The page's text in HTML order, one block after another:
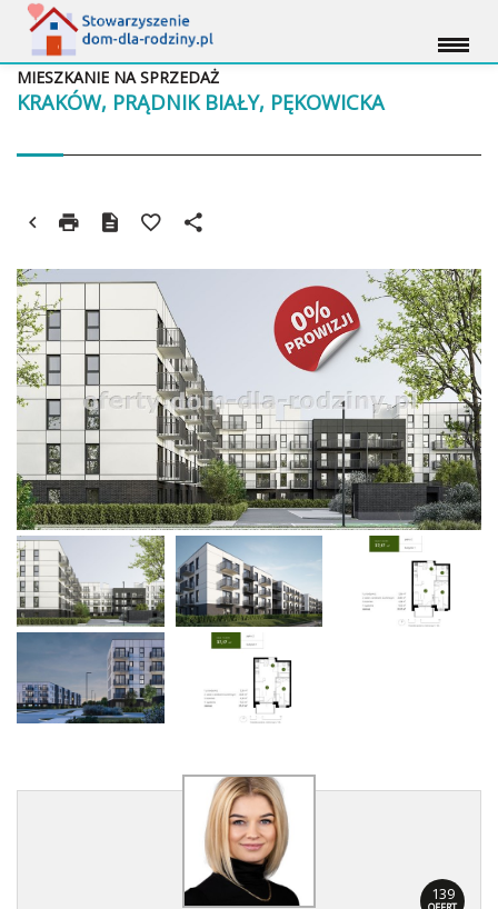
KRAKÓW, PRĄDNIK BIAŁY, PĘKOWICKA
MIESZKANIE NA SPRZEDAŻ
139